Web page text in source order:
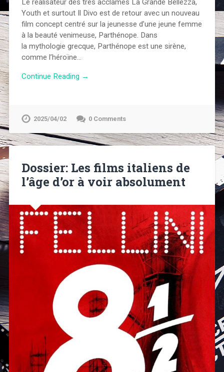
Le réalisateur des très acclamés La Grande Bellezza,
Youth et surtout Il Divo est de retour avec un nouveau
film concept centré sur la jeunesse d’une jeune femme
à la beauté venimeuse, Parthénope. Dans
la mythologie grecque, Parthénope est une sirène,
comme l’héroïne…
Continue Reading →
2025/04/02 0 Comments
Dossier: Les films italiens de
l’âge d’or à voir absolument